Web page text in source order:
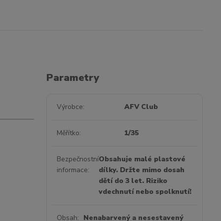
Parametry
Výrobce AFV Club
Měřítko 1/35
Bezpečnostní
informace
Obsahuje malé plastové
dílky. Držte mimo dosah
dětí do 3 let. Riziko
vdechnutí nebo spolknutí!
Obsah Nenabarvený a nesestavený